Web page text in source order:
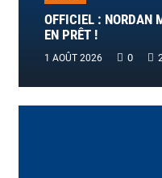
OFFICIEL : NORDAN
EN PRÊT !
1 AOÛT 2026 0